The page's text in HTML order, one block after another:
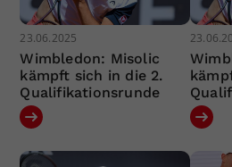
23.06.2025
Wimbledon: Misolic
kämpft sich in die 2.
Qualifikationsrunde